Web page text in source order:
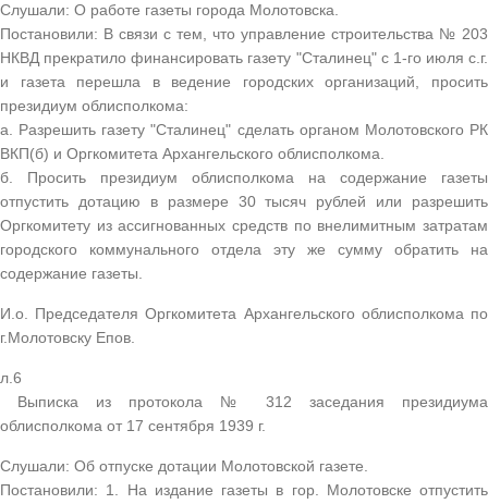
Слушали: О работе газеты города Молотовска.
Постановили: В связи с тем, что управление строительства № 203
НКВД прекратило финансировать газету "Сталинец" с 1-го июля с.г.
и газета перешла в ведение городских организаций, просить
президиум облисполкома:
а. Разрешить газету "Сталинец" сделать органом Молотовского РК
ВКП(б) и Оргкомитета Архангельского облисполкома.
б. Просить президиум облисполкома на содержание газеты
отпустить дотацию в размере 30 тысяч рублей или разрешить
Оргкомитету из ассигнованных средств по внелимитным затратам
городского коммунального отдела эту же сумму обратить на
содержание газеты.
И.о. Председателя Оргкомитета Архангельского облисполкома по
г.Молотовску Епов.
л.6
Выписка из протокола № 312 заседания президиума
облисполкома от 17 сентября 1939 г.
Слушали: Об отпуске дотации Молотовской газете.
Постановили: 1. На издание газеты в гор. Молотовске отпустить